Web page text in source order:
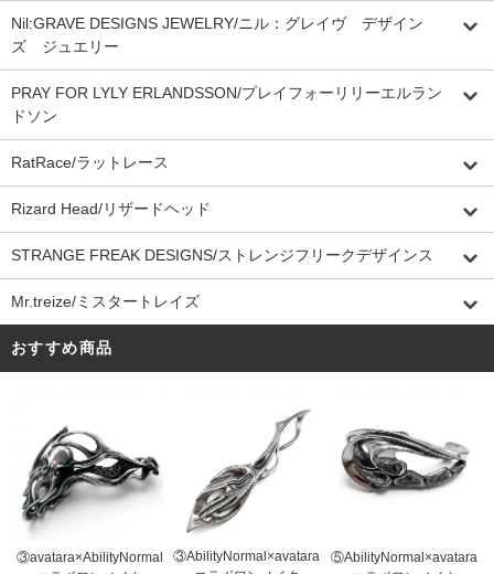
Nil:GRAVE DESIGNS JEWELRY/ニル：グレイヴ デザイン
ズ ジュエリー
PRAY FOR LYLY ERLANDSSON/プレイフォーリリーエルラン
ドソン
RatRace/ラットレース
Rizard Head/リザードヘッド
STRANGE FREAK DESIGNS/ストレンジフリークデザインス
Mr.treize/ミスタートレイズ
おすすめ商品
③avatara×AbilityNormal
③AbilityNormal×avatara
⑤AbilityNormal×avatara